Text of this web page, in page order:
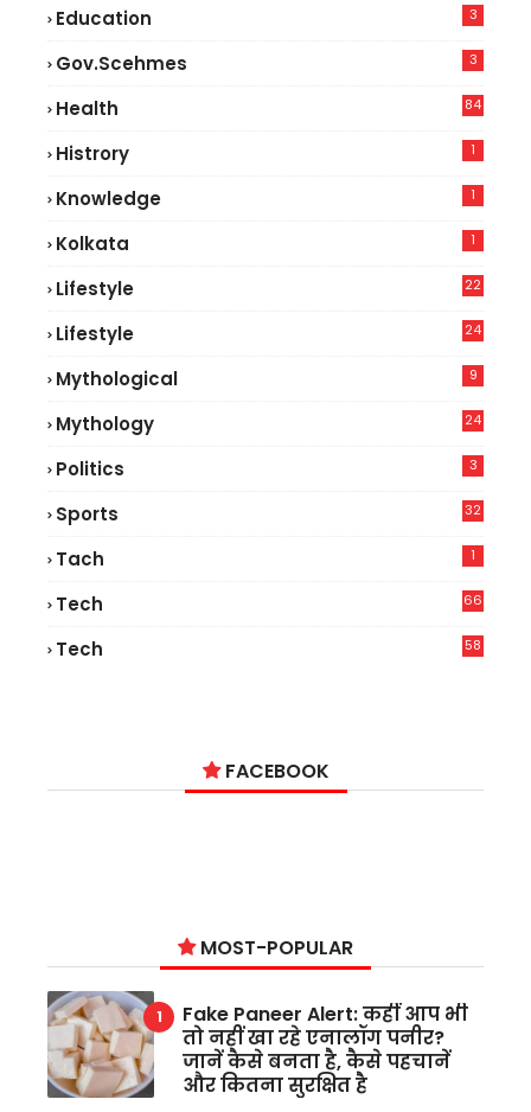
Education 3
Gov.scehmes 3
Health
84
Histrory 1
Knowledge 1
Kolkata 1
Lifestyle
22
Lifestyle
24
Mythological 9
Mythology 24
Politics 3
Sports 32
Tach 1
Tech
66
Tech
58
FACEBOOK
MOST-POPULAR
Fake Paneer Alert: कहीं आप भी
तो नहीं खा रहे एनालॉग पनीर?
जानें कैसे बनता है, कैसे पहचानें
और कितना सुरक्षित है